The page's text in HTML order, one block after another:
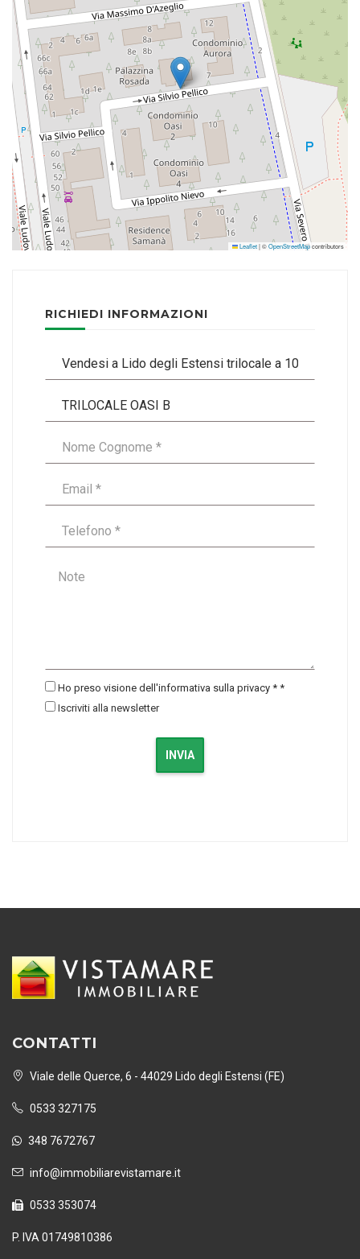
Leaflet|©OpenStreetMapcontributors
RICHIEDI INFORMAZIONI
Ho preso visione dell'informativa sulla privacy * *
Iscriviti alla newsletter
INVIA
CONTATTI
Viale delle Querce, 6 - 44029 Lido degli Estensi (FE)
0533 327175
348 7672767
info@immobiliarevistamare.it
0533 353074
P. IVA 01749810386